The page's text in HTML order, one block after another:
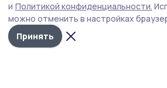
и Политикой конфиденциальности.
можно отменить в настройках
Принять